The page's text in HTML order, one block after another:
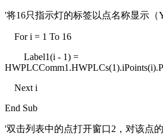
'将16只指示灯的标签以点名称显示（
For i = 1 To 16
Label1(i - 1) =
Next i
End Sub
'双击列表中的点打开窗口2，对该点